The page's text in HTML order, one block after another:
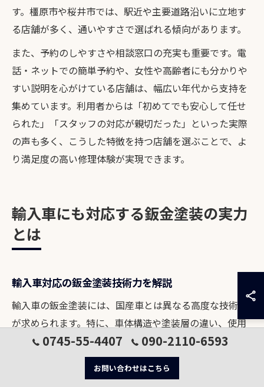
す。橿原市や桜井市では、駅近や主要道路沿いに立地す
る店舗が多く、通いやすさで選ばれる傾向があります。
また、予約のしやすさや相談窓口の充実も重要です。電
話・ネットでの簡単予約や、女性や高齢者にも分かりや
すい説明を心がけている店舗は、幅広い年代から支持を
集めています。利用者からは「初めてでも安心して任せ
られた」「スタッフの対応が親切だった」といった実際
の声も多く、こうした特徴を持つ店舗を選ぶことで、よ
り満足度の高い修理体験が実現できます。
輸入車にも対応する鈑金塗装の実力
とは
輸入車対応の鈑金塗装技術力を解説
輸入車の鈑金塗装には、国産車とは異なる高度な技術力
が求められます。特に、車体構造や塗装層の違い、使用
される素材の多様性が修理の難易度を高めています。奈
良県橿原市や桜井市の専門店では、専用の設備や工具、
そして熟練の技術者が在籍していることが多く、細部ま
0745-55-4407 090-2110-6593
お問い合わせはこちら